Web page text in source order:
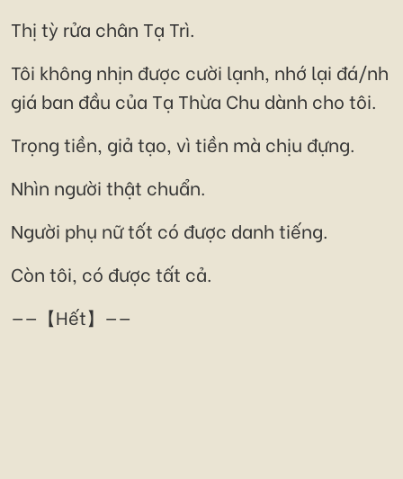
Thị tỳ rửa chân Tạ Trì.
Tôi không nhịn được cười lạnh, nhớ lại đá/nh
giá ban đầu của Tạ Thừa Chu dành cho tôi.
Trọng tiền, giả tạo, vì tiền mà chịu đựng.
Nhìn người thật chuẩn.
Người phụ nữ tốt có được danh tiếng.
Còn tôi, có được tất cả.
——【Hết】——